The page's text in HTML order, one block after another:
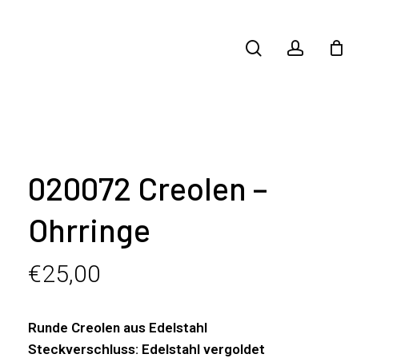
searchaccount
020072 Creolen –
Ohrringe
€25,00
Runde Creolen aus Edelstahl
Steckverschluss: Edelstahl vergoldet